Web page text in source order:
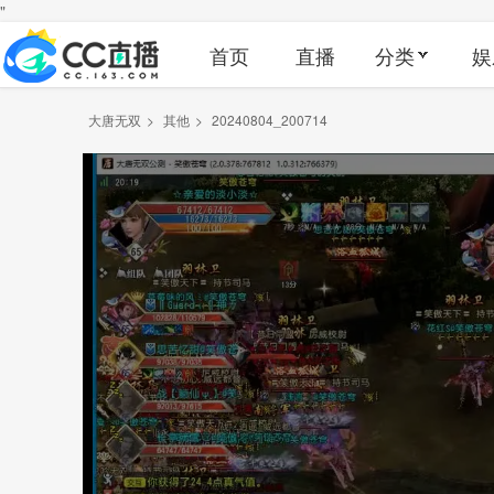
"
首页 直播 分类
大唐无双 > 其他 > 20240804_200714